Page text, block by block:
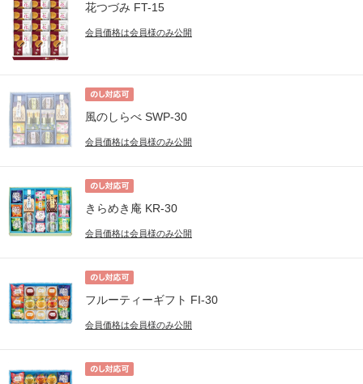
花つづみ FT-15
会員価格は会員様のみ公開
風のしらべ SWP-30
会員価格は会員様のみ公開
きらめき庵 KR-30
会員価格は会員様のみ公開
フルーティーギフト FI-30
会員価格は会員様のみ公開